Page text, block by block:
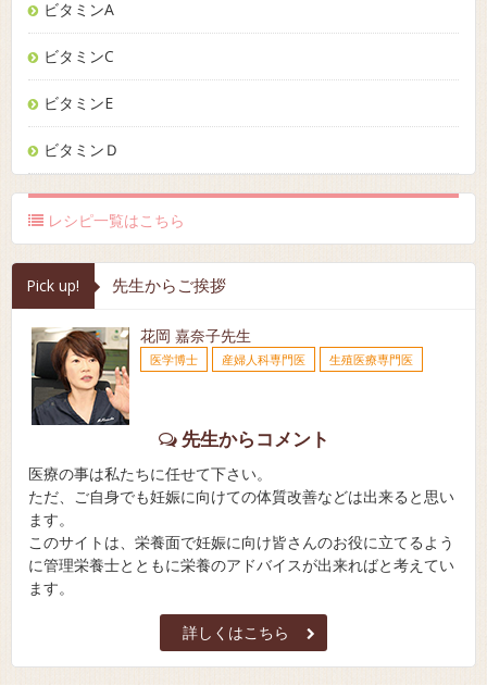
ビタミンA
ビタミンC
ビタミンE
ビタミンＤ
レシピ一覧はこちら
Pick up! 先生からご挨拶
花岡 嘉奈子先生
医学博士 産婦人科専門医 生殖医療専門医
先生からコメント
医療の事は私たちに任せて下さい。
ただ、ご自身でも妊娠に向けての体質改善などは出来ると思い
ます。
このサイトは、栄養面で妊娠に向け皆さんのお役に立てるよう
に管理栄養士とともに栄養のアドバイスが出来ればと考えてい
ます。
詳しくはこちら